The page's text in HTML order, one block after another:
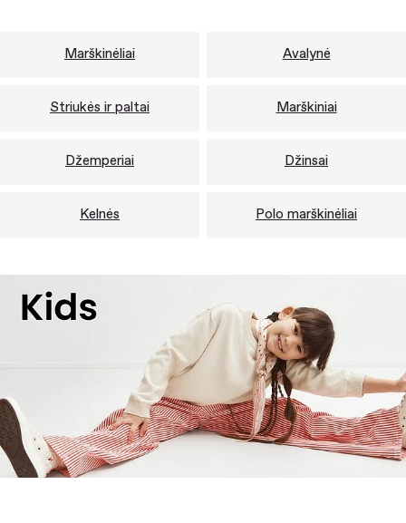
Marškinėliai Avalynė
Striukės ir paltai Marškiniai
Džemperiai Džinsai
Kelnės Polo marškinėliai